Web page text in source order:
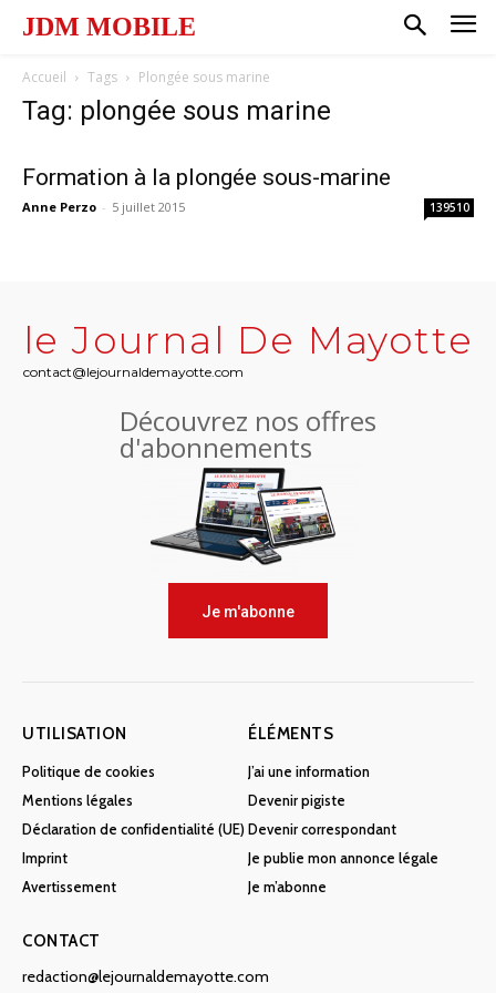
JDM MOBILE
Accueil Tags Plongée sous marine
Tag: plongée sous marine
Formation à la plongée sous-marine
Anne Perzo - 5 juillet 2015 139510
le Journal De Mayotte
contact@lejournaldemayotte.com
Découvrez nos offres
d'abonnements
Je m'abonne
UTILISATION
Politique de cookies
Mentions légales
Déclaration de confidentialité (UE)
Imprint
Avertissement
ÉLÉMENTS
J’ai une information
Devenir pigiste
Devenir correspondant
Je publie mon annonce légale
Je m’abonne
CONTACT
redaction@lejournaldemayotte.com